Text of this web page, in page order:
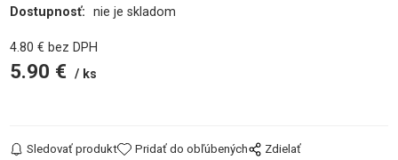
Dostupnosť: nie je skladom
4.80 € bez DPH
5.90 € ks
Sledovať produkt Pridať do obľúbených Zdielať